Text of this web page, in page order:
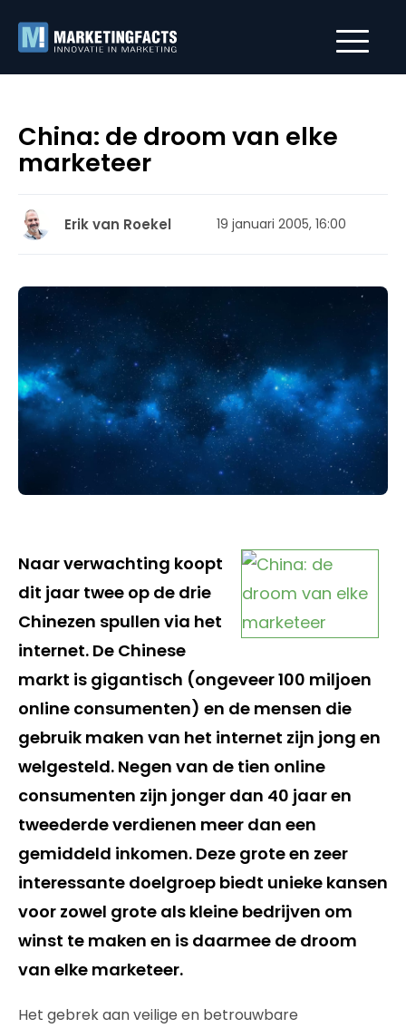
China: de droom van elke
marketeer
Erik van Roekel 19 januari 2005, 16:00
Naar verwachting koopt
dit jaar twee op de drie
Chinezen spullen via het
internet. De Chinese
markt is gigantisch (ongeveer 100 miljoen
online consumenten) en de mensen die
gebruik maken van het internet zijn jong en
welgesteld. Negen van de tien online
consumenten zijn jonger dan 40 jaar en
tweederde verdienen meer dan een
gemiddeld inkomen. Deze grote en zeer
interessante doelgroep biedt unieke kansen
voor zowel grote als kleine bedrijven om
winst te maken en is daarmee de droom
van elke marketeer.
Het gebrek aan veilige en betrouwbare